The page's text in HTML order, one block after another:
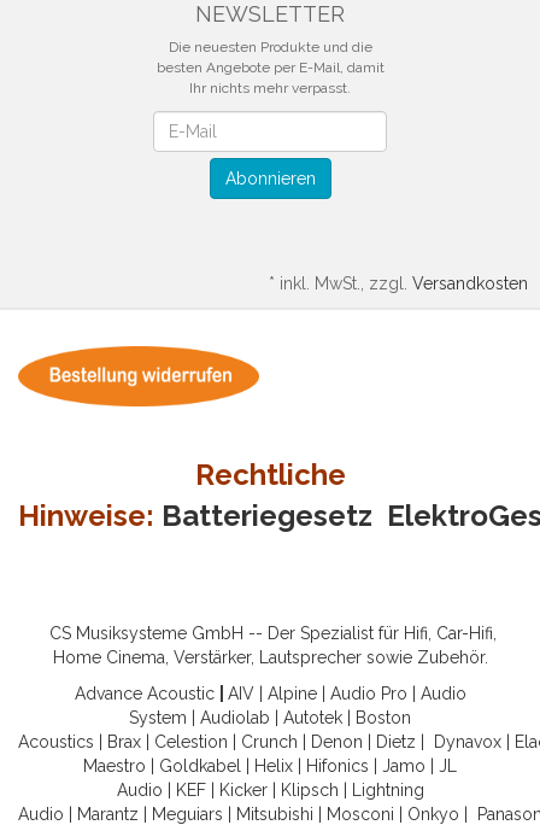
NEWSLETTER
Die neuesten Produkte und die
besten Angebote per E-Mail, damit
Ihr nichts mehr verpasst.
Abonnieren
* inkl. MwSt., zzgl. Versandkosten
Rechtliche
Hinweise: Batteriegesetz
CS Musiksysteme GmbH -- Der Spezialist für Hifi, Car-Hifi,
Home Cinema, Verstärker, Lautsprecher sowie Zubehör.
Advance Acoustic
AIV| Alpine| Audio Pro
Audio
System
Audiolab Autotek
Boston
Acoustics
Brax Celestion Crunch Denon Dietz Dynavox
Maestro
Goldkabel Helix Hifonics Jamo
JL
Audio
KEF| Kicker| Klipsch
Lightning
Audio
Marantz Meguiars Mitsubishi Mosconi Onkyo